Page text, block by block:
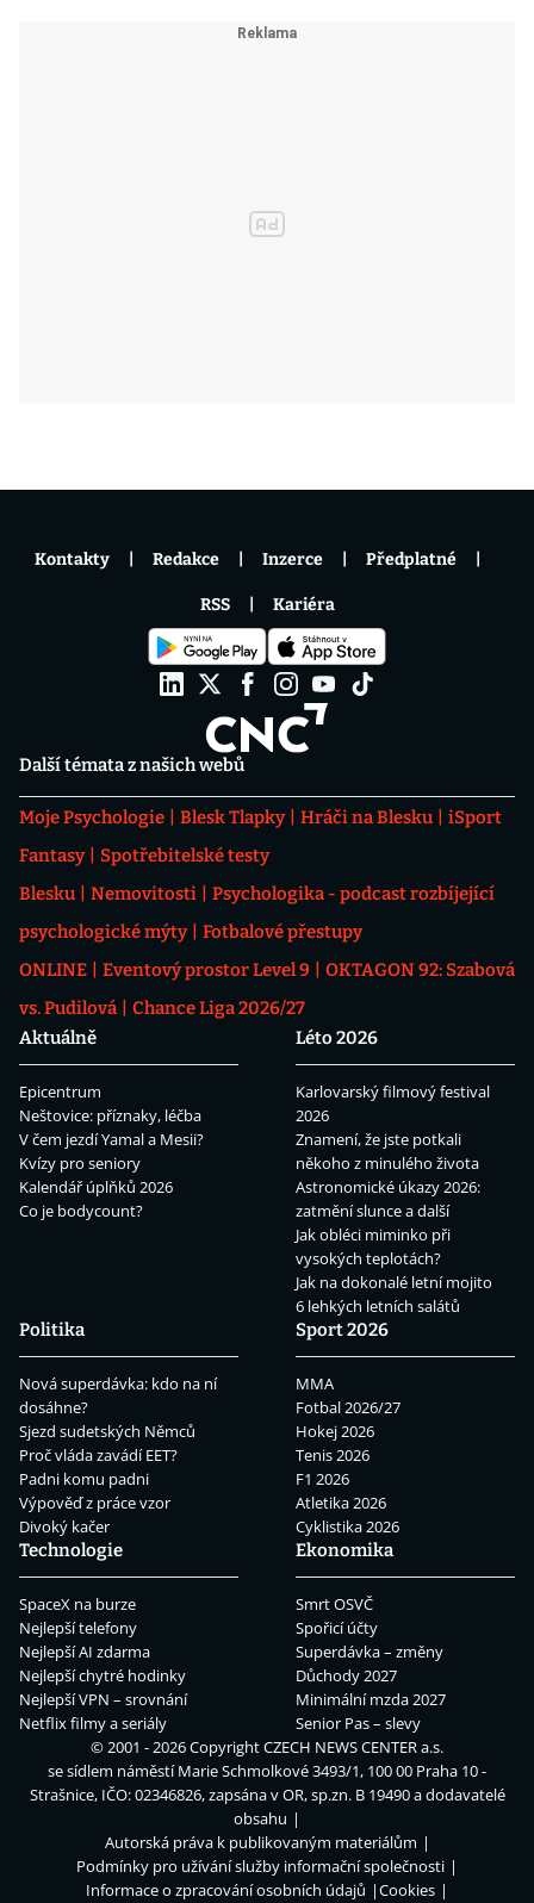
Další témata z našich webů
Moje Psychologie Blesk Tlapky Hráči na Blesku
iSport
Fantasy
Spotřebitelské testy
Blesku
Nemovitosti
Psychologika - podcast rozbíjející
psychologické mýty
Fotbalové přestupy
ONLINE
Eventový prostor Level 9
OKTAGON 92: Szabová
vs. Pudilová
Chance Liga 2026/27
Aktuálně
Epicentrum
Neštovice: příznaky, léčba
V čem jezdí Yamal a Mesii?
Kvízy pro seniory
Kalendář úplňků 2026
Co je bodycount?
Léto 2026
Karlovarský filmový festival
2026
Znamení, že jste potkali
někoho z minulého života
Astronomické úkazy 2026:
zatmění slunce a další
Jak obléci miminko při
vysokých teplotách?
Jak na dokonalé letní mojito
6 lehkých letních salátů
Politika
Nová superdávka: kdo na ní
dosáhne?
Sjezd sudetských Němců
Proč vláda zavádí EET?
Padni komu padni
Výpověď z práce vzor
Divoký kačer
Sport 2026
MMA
Fotbal 2026/27
Hokej 2026
Tenis 2026
F1 2026
Atletika 2026
Cyklistika 2026
Technologie
SpaceX na burze
Nejlepší telefony
Nejlepší AI zdarma
Nejlepší chytré hodinky
Nejlepší VPN – srovnání
Netflix filmy a seriály
Ekonomika
Smrt OSVČ
Spořicí účty
Superdávka – změny
Důchody 2027
Minimální mzda 2027
Senior Pas – slevy
Kontakty Redakce Inzerce Předplatné
RSS Kariéra
© 2001 - 2026 CopyrightCZECH NEWS CENTER a.s.
se sídlem náměstí Marie Schmolkové 3493/1, 100 00 Praha 10 -
Strašnice, IČO: 02346826, zapsána v OR, sp.zn. B 19490 a dodavatelé
obsahu
Autorská práva k publikovaným materiálům
Podmínky pro užívání služby informační společnosti
Informace o zpracování osobních údajů
Cookies